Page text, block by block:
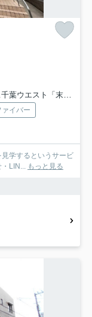
広（バス）」 停歩7分
ァイバー
学するというサービ
LIN... もっと見る